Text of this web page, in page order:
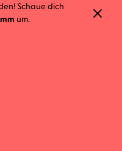
Schaue dich
um.